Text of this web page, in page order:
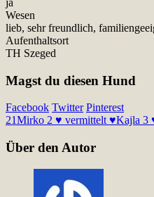
ja
Wesen
lieb, sehr freundlich,
Aufenthaltsort
TH Szeged
Magst du diesen Hund
Facebook Twitter Pinterest
21Mirko 2 ♥ vermittelt ♥Kajla 3
Über den Autor